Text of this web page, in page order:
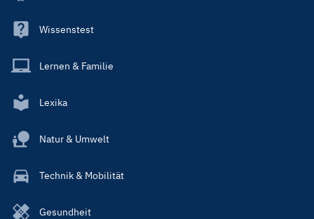
Wissenstest
Lernen & Familie
Lexika
Natur & Umwelt
Technik & Mobilität
Gesundheit